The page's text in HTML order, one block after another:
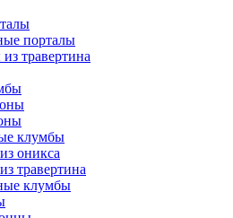
порталы
травертина
клумбы
оникса
травертина
клумбы